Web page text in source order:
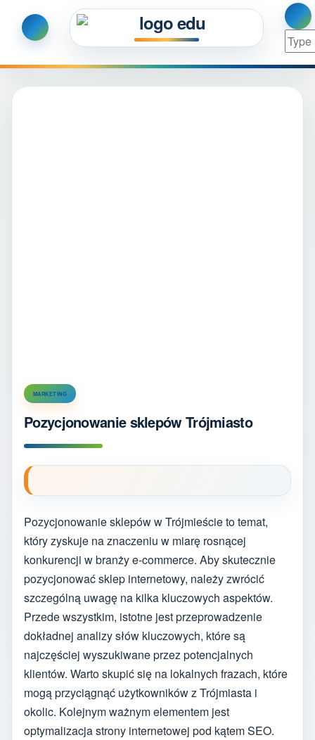
MARKETING
Pozycjonowanie sklepów Trójmiasto
Pozycjonowanie sklepów w Trójmieście to temat,
który zyskuje na znaczeniu w miarę rosnącej
konkurencji w branży e-commerce. Aby skutecznie
pozycjonować sklep internetowy, należy zwrócić
szczególną uwagę na kilka kluczowych aspektów.
Przede wszystkim, istotne jest przeprowadzenie
dokładnej analizy słów kluczowych, które są
najczęściej wyszukiwane przez potencjalnych
klientów. Warto skupić się na lokalnych frazach, które
mogą przyciągnąć użytkowników z Trójmiasta i
okolic. Kolejnym ważnym elementem jest
optymalizacja strony internetowej pod kątem SEO.